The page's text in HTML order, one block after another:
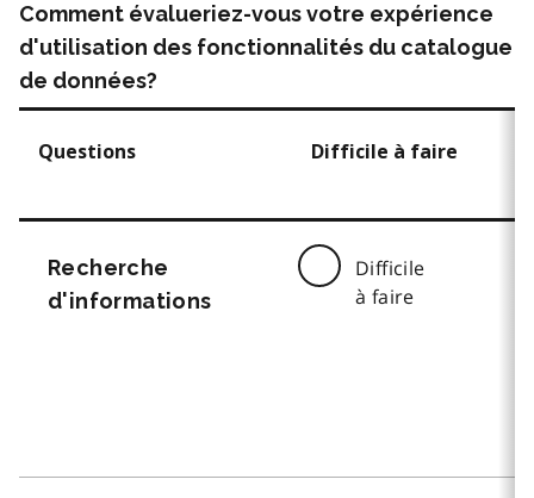
Comment évalueriez-vous votre expérience
d'utilisation des fonctionnalités du catalogue
de données?
Questions Difficile à faire
Recherche
d'informations
Difficile
à faire